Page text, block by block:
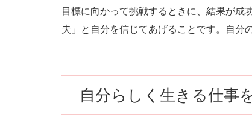
目標に向かって挑戦するときに、結果が成
夫」と自分を信じてあげることです。自分
自分らしく生きる仕事